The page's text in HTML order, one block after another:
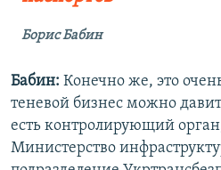
Борис Бабин
Бабин: Конечно же, это
теневой бизнес можно
есть контролирующий
Министерство